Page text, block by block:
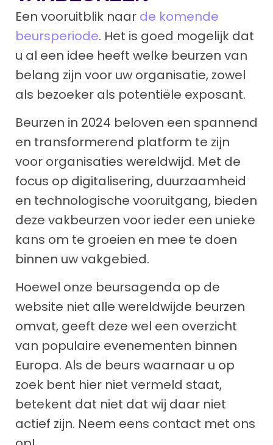
Een vooruitblik naar de komende
beursperiode. Het is goed mogelijk dat
u al een idee heeft welke beurzen van
belang zijn voor uw organisatie, zowel
als bezoeker als potentiële exposant.
Beurzen in 2024 beloven een spannend
en transformerend platform te zijn
voor organisaties wereldwijd. Met de
focus op digitalisering, duurzaamheid
en technologische vooruitgang, bieden
deze vakbeurzen voor ieder een unieke
kans om te groeien en mee te doen
binnen uw vakgebied.
Hoewel onze beursagenda op de
website niet alle wereldwijde beurzen
omvat, geeft deze wel een overzicht
van populaire evenementen binnen
Europa. Als de beurs waarnaar u op
zoek bent hier niet vermeld staat,
betekent dat niet dat wij daar niet
actief zijn. Neem eens contact met ons